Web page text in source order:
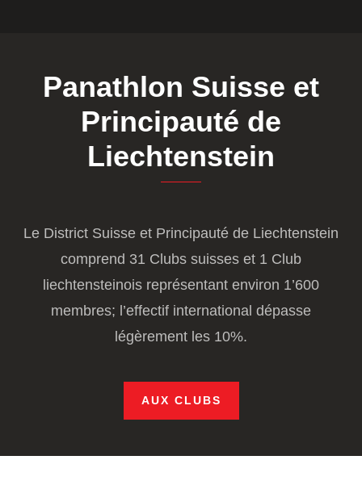
Panathlon Suisse et
Principauté de
Liechtenstein
Le District Suisse et Principauté de Liechtenstein
comprend 31 Clubs suisses et 1 Club
liechtensteinois représentant environ 1’600
membres; l’effectif international dépasse
légèrement les 10%.
AUX CLUBS